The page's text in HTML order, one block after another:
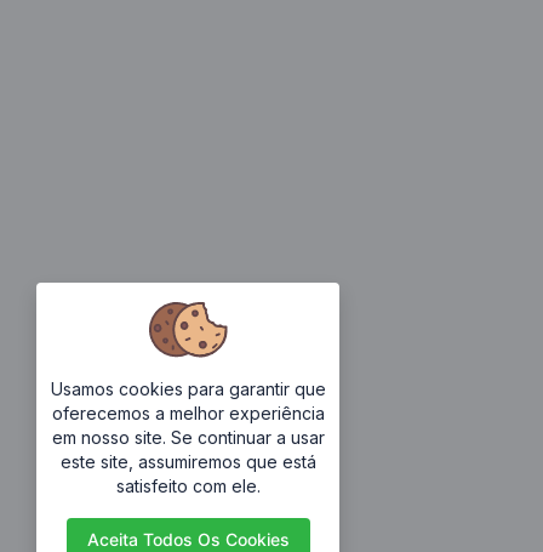
Usamos cookies para garantir que
oferecemos a melhor experiência
em nosso site. Se continuar a usar
este site, assumiremos que está
satisfeito com ele.
Aceita Todos Os Cookies